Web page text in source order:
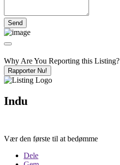
Why Are You Reporting this Listing?
Rapporter Nu!
Indu
Vær den første til at bedømme
Dele